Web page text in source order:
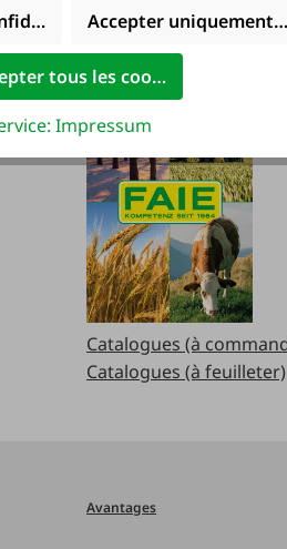
Catalogues (à
Catalogues (à feuilleter)
Avantages
Accepter uniquement
tous les cookies
Impressum